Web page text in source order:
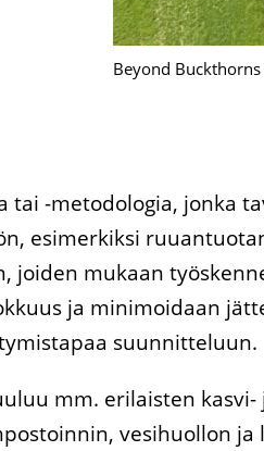
Beyond
-metodologia, jonka
esimerkiksi
joiden mukaan
ja minimoidaan
suunnitteluun.
mm. erilaisten
vesihuollon